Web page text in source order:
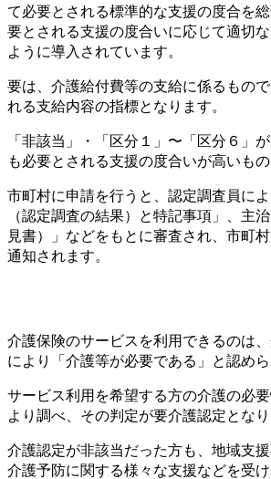
て必要とされる標準的な支援の度合を
要とされる支援の度合いに応じて適切
ように導入されています。
要は、介護給付費等の支給に係るもの
れる支給内容の指標となります。
「非該当」・「区分１」〜「区分６」
も必要とされる支援の度合いが高いもの
市町村に申請を行うと、認定調査員に
（認定調査の結果）と特記事項」、主
見書）」などをもとに審査され、市町
通知されます。
介護保険のサービスを利用できるのは
により「介護等が必要である」と認めら
サービス利用を希望する方の介護の必
より調べ、その判定が要介護認定となり
介護認定が非該当だった方も、地域支
介護予防に関する様々な支援などを受け